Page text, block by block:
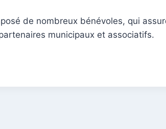
de nombreux bénévoles, qui
municipaux et associatifs.